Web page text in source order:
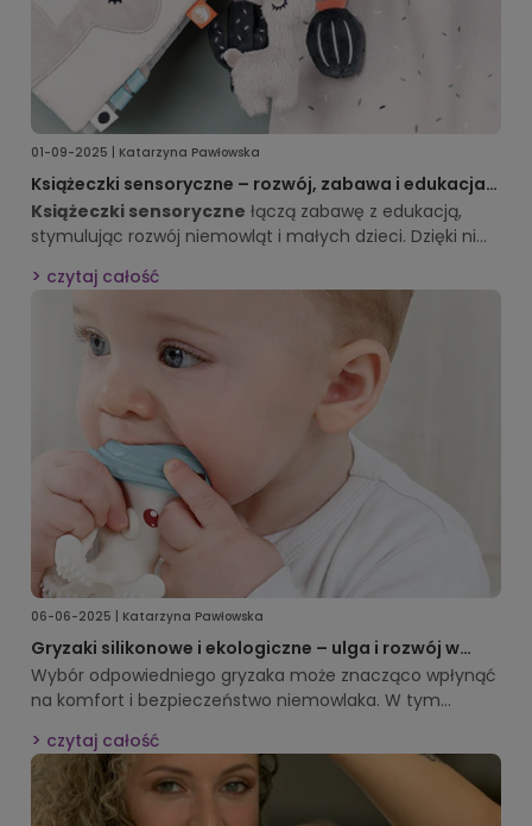
01-09-2025 | Katarzyna Pawłowska
Książeczki sensoryczne – rozwój, zabawa i edukacja
dla najmłodszych
Książeczki sensoryczne łączą zabawę z edukacją,
stymulując rozwój niemowląt i małych dzieci. Dzięki nim
kolory i dźwięki, a rodzice mogą aktywnie uczestniczyć w
procesie edukacji. W artykule przedstawiamy zalety,
funkcje oraz praktyczne wskazówki, jak wybrać
najlepsze książeczki sensoryczne
dla swojego dziecka,
aby wspierały jego rozwój na wielu płaszczyznach.
czytaj całość
06-06-2025 | Katarzyna Pawłowska
Gryzaki silikonowe i ekologiczne – ulga i rozwój w
jednym
Wybór odpowiedniego gryzaka może znacząco wpłynąć
na komfort i bezpieczeństwo niemowlaka. W tym
pod uwagę przy zakupiegryzaka silikonowego dla
niemowlaka
, aby wspierał rozwój i przynosił ulgę
podczas ząbkowania.
czytaj całość